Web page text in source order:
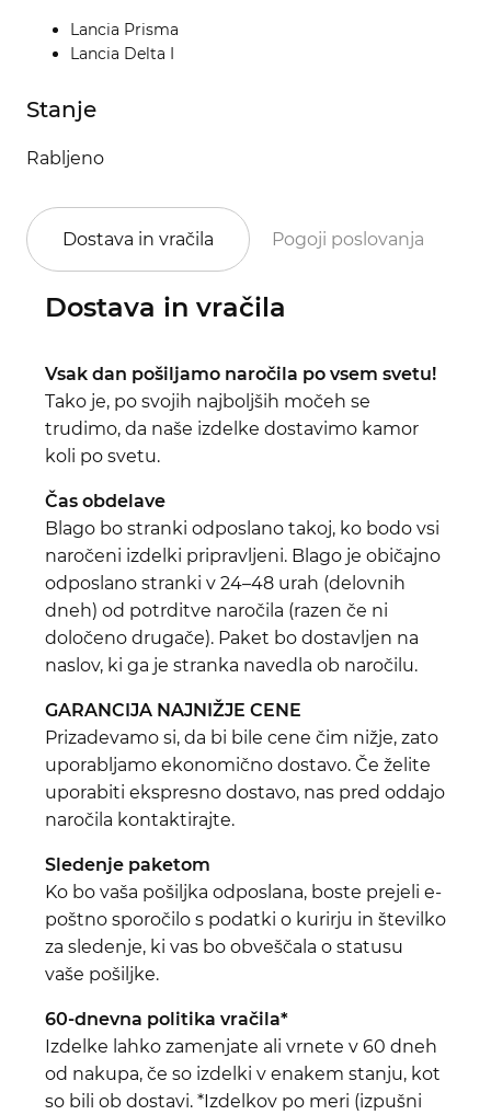
Lancia Prisma
Lancia Delta I
Stanje
Rabljeno
Dostava in vračila Pogoji poslovanja
Dostava in vračila
Vsak dan pošiljamo naročila po vsem svetu!
Tako je, po svojih najboljših močeh se
trudimo, da naše izdelke dostavimo kamor
koli po svetu.
Čas obdelave
Blago bo stranki odposlano takoj, ko bodo vsi
naročeni izdelki pripravljeni. Blago je običajno
odposlano stranki v 24–48 urah (delovnih
dneh) od potrditve naročila (razen če ni
določeno drugače). Paket bo dostavljen na
naslov, ki ga je stranka navedla ob naročilu.
GARANCIJA NAJNIŽJE CENE
Prizadevamo si, da bi bile cene čim nižje, zato
uporabljamo ekonomično dostavo. Če želite
uporabiti ekspresno dostavo, nas pred oddajo
naročila kontaktirajte.
Sledenje paketom
Ko bo vaša pošiljka odposlana, boste prejeli e-
poštno sporočilo s podatki o kurirju in številko
za sledenje, ki vas bo obveščala o statusu
vaše pošiljke.
60-dnevna politika vračila*
Izdelke lahko zamenjate ali vrnete v 60 dneh
od nakupa, če so izdelki v enakem stanju, kot
so bili ob dostavi. *Izdelkov po meri (izpušni